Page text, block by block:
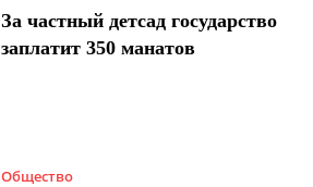
За частный детсад государство
заплатит 350 манатов
Общество